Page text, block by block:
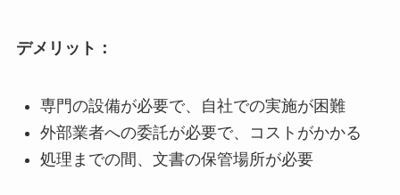
デメリット：
専門の設備が必要で、自社での実施が困難
外部業者への委託が必要で、コストがかかる
処理までの間、文書の保管場所が必要